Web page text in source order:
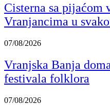
Cisterna sa pijaćom
Vranjancima u
07/08/2026
Vranjska Banja
festivala folklora
07/08/2026